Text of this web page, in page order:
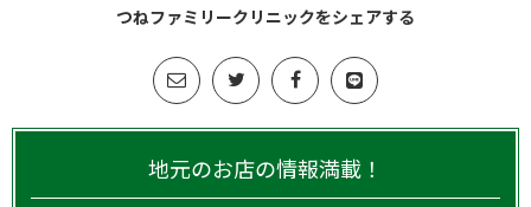
つねファミリークリニックをシェアする
地元のお店の情報満載！